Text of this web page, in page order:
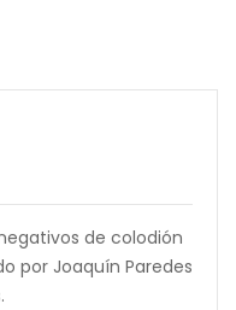
de colodión
por Joaquín Paredes